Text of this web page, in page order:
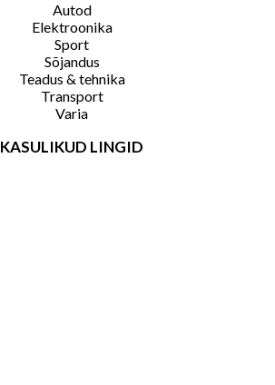
Autod
Elektroonika
Sport
Sõjandus
Teadus & tehnika
Transport
Varia
KASULIKUD LINGID